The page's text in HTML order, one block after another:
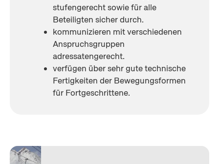
stufengerecht sowie für alle
Beteiligten sicher durch.
kommunizieren mit verschiedenen
Anspruchsgruppen
adressatengerecht.
verfügen über sehr gute technische
Fertigkeiten der Bewegungsformen
für Fortgeschrittene.